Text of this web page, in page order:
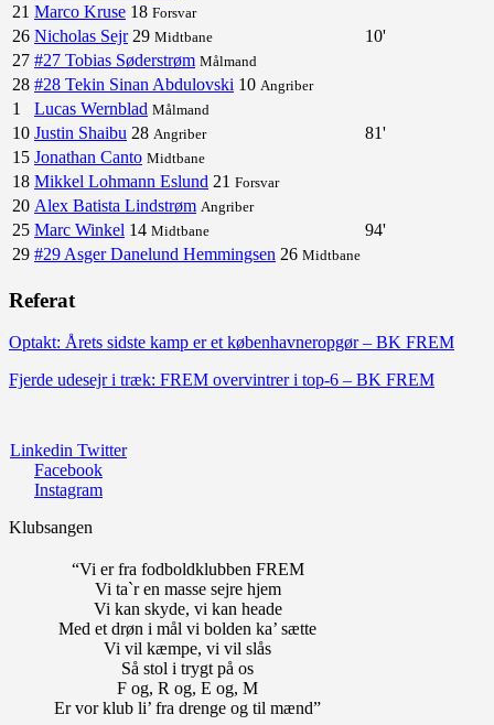
21 Marco Kruse 18 Forsvar
26 Nicholas Sejr 29 Midtbane
10'
27 #27 Tobias Søderstrøm Målmand
28 #28 Tekin Sinan Abdulovski 10 Angriber
1 Lucas Wernblad Målmand
10 Justin Shaibu 28 Angriber
81'
15 Jonathan Canto Midtbane
18 Mikkel Lohmann Eslund 21 Forsvar
20 Alex Batista Lindstrøm Angriber
25 Marc Winkel 14 Midtbane
94'
29 #29 Asger Danelund Hemmingsen 26 Midtbane
Referat
Optakt: Årets sidste kamp er et københavneropgør – BK FREM
Fjerde udesejr i træk: FREM overvintrer i top-6 – BK FREM
Linkedin Twitter
Facebook
Instagram
Klubsangen
“Vi er fra fodboldklubben FREM
Vi ta`r en masse sejre hjem
Vi kan skyde, vi kan heade
Med et drøn i mål vi bolden ka’ sætte
Vi vil kæmpe, vi vil slås
Så stol i trygt på os
F og, R og, E og, M
Er vor klub li’ fra drenge og til mænd”